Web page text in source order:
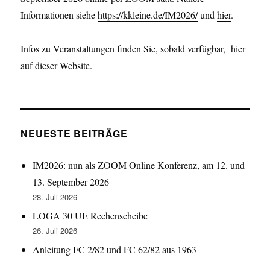
Informationen siehehttps://kkleine.de/IM2026/undhier.
Infos zu Veranstaltungen finden Sie, sobald verfügbar, hier
auf dieser Website.
NEUESTE BEITRÄGE
IM2026: nun als ZOOM Online Konferenz, am 12. und
13. September 2026
28. Juli 2026
LOGA 30 UE Rechenscheibe
26. Juli 2026
Anleitung FC 2/82 und FC 62/82 aus 1963